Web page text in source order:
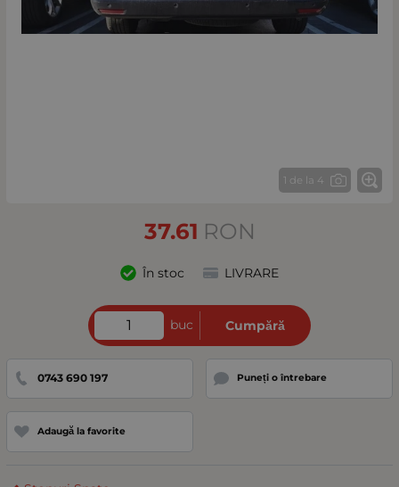
1 de la 4
37.61 RON
În stoc LIVRARE
buc Cumpără
0743 690 197 Puneți o întrebare
Adaugă la favorite